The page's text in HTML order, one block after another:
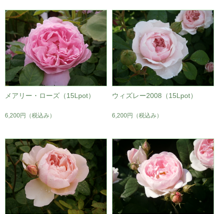
メアリー・ローズ（15Lpot）
6,200円 （税込み）
ウィズレー2008（15Lpot）
6,200円 （税込み）